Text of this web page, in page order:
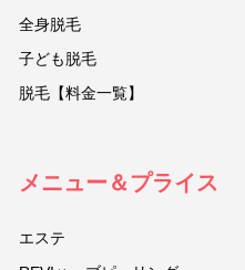
全身脱毛
子ども脱毛
脱毛【料金一覧】
メニュー＆プライス
エステ